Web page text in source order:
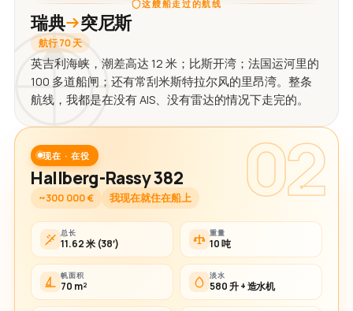
这艘船走过的航线
瑞典 突尼斯
航行 70 天
英吉利海峡，潮差高达 12 米；比斯开湾；法国运河里的
100 多道船闸；还有常刮米斯特拉尔风的里昂湾。整条
航线，我都是在没有 AIS、没有雷达的情况下走完的。
02
现在 · 在役
Hallberg-Rassy 382
~300 000 € 我现在就住在船上
总长
11.62 米 (38′)
重量
10 吨
帆面积
70 m²
淡水
580 升 + 造水机